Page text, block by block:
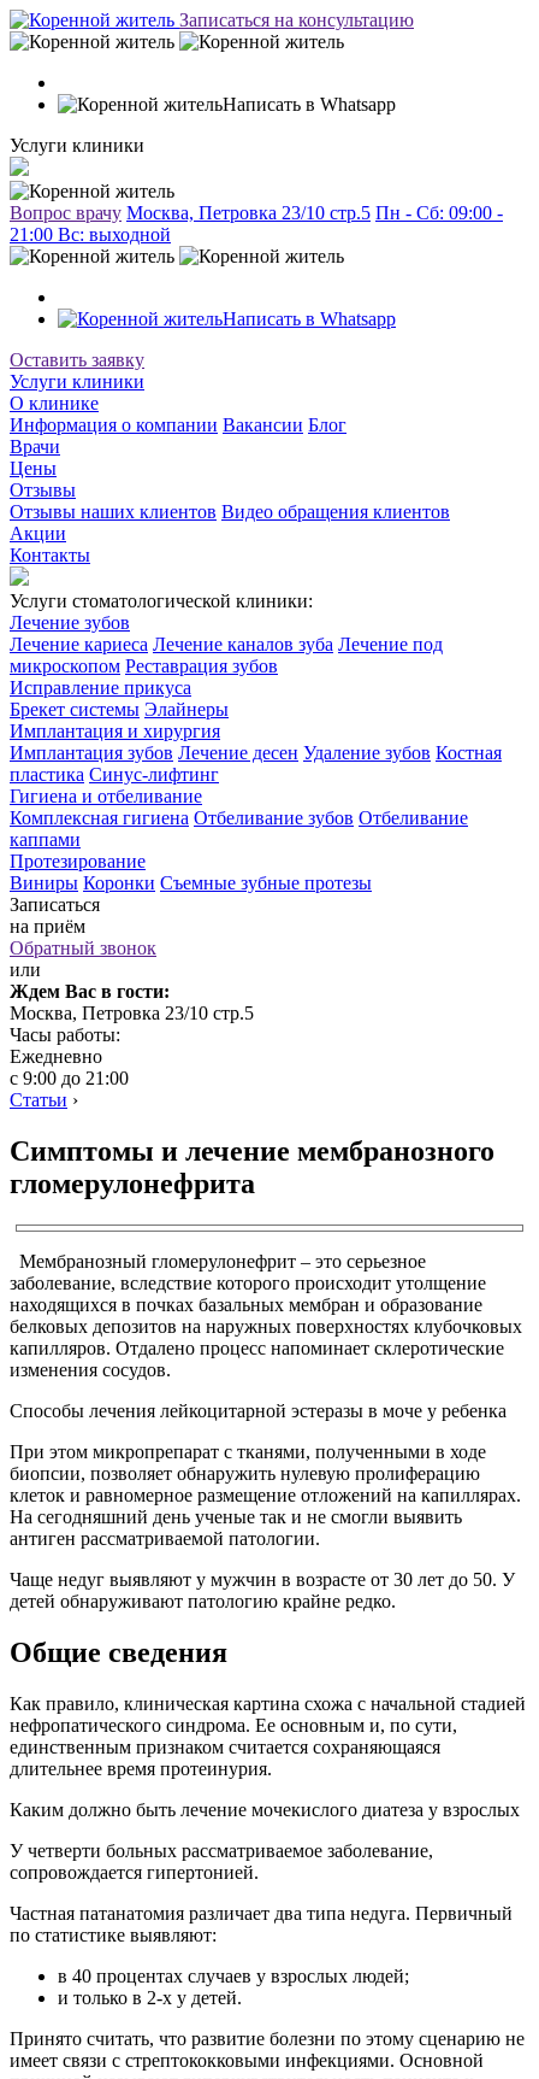
Записаться на консультацию
Написать в Whatsapp
Услуги клиники
Вопрос врачу Москва, Петровка 23/10 стр.5 Пн - Сб: 09:00 -
21:00 Вc: выходной
Написать в Whatsapp
Оставить заявку
Услуги клиники
О клинике
Информация о компании Вакансии Блог
Врачи
Цены
Отзывы
Отзывы наших клиентов Видео обращения клиентов
Акции
Контакты
Услуги стоматологической клиники:
Лечение зубов
Лечение кариеса Лечение каналов зуба Лечение под
микроскопом Реставрация зубов
Исправление прикуса
Брекет системы Элайнеры
Имплантация и хирургия
Имплантация зубов Лечение десен Удаление зубов Костная
пластика Синус-лифтинг
Гигиена и отбеливание
Комплексная гигиена Отбеливание зубов Отбеливание
каппами
Протезирование
Виниры Коронки Съемные зубные протезы
Записаться
на приём
Обратный звонок
или
Ждем Вас в гости:
Москва, Петровка 23/10 стр.5
Часы работы:
Ежедневно
с 9:00 до 21:00
Статьи ›
Симптомы и лечение мембранозного
гломерулонефрита
Мембранозный гломерулонефрит – это серьезное
заболевание, вследствие которого происходит утолщение
находящихся в почках базальных мембран и образование
белковых депозитов на наружных поверхностях клубочковых
капилляров. Отдалено процесс напоминает склеротические
изменения сосудов.
Способы лечения лейкоцитарной эстеразы в моче у ребенка
При этом микропрепарат с тканями, полученными в ходе
биопсии, позволяет обнаружить нулевую пролиферацию
клеток и равномерное размещение отложений на капиллярах.
На сегодняшний день ученые так и не смогли выявить
антиген рассматриваемой патологии.
Чаще недуг выявляют у мужчин в возрасте от 30 лет до 50. У
детей обнаруживают патологию крайне редко.
Общие сведения
Как правило, клиническая картина схожа с начальной стадией
нефропатического синдрома. Ее основным и, по сути,
единственным признаком считается сохраняющаяся
длительнее время протеинурия.
Каким должно быть лечение мочекислого диатеза у взрослых
У четверти больных рассматриваемое заболевание,
сопровождается гипертонией.
Частная патанатомия различает два типа недуга. Первичный
по статистике выявляют:
в 40 процентах случаев у взрослых людей;
и только в 2-х у детей.
Принято считать, что развитие болезни по этому сценарию не
имеет связи с стрептококковыми инфекциями. Основной